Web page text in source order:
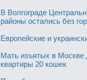
В Волгограде
районы остались без
Европейские и
Мать изъятых в Москве
квартиры 20 кошек